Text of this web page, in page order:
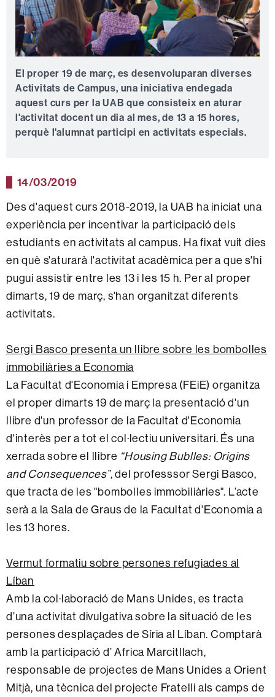
El proper 19 de març, es desenvoluparan diverses
Activitats de Campus, una iniciativa endegada
aquest curs per la UAB que consisteix en aturar
l'activitat docent un dia al mes, de 13 a 15 hores,
perquè l'alumnat participi en activitats especials.
14/03/2019
Des d'aquest curs 2018-2019, la UAB ha iniciat una
experiència per incentivar la participació dels
estudiants en activitats al campus. Ha fixat vuit dies
en què s'aturarà l'activitat acadèmica per a que s'hi
pugui assistir entre les 13 i les 15 h. Per al proper
dimarts, 19 de març, s'han organitzat diferents
activitats.
Sergi Basco presenta un llibre sobre les bombolles
immobiliàries a Economia
La Facultat d'Economia i Empresa (FEiE) organitza
el proper dimarts 19 de març la presentació d'un
llibre d'un professor de la Facultat d'Economia
d'interès per a tot el col·lectiu universitari. És una
xerrada sobre el llibre “Housing Bublles: Origins
and Consequences”,del professsor Sergi Basco,
que tracta de les "bombolles immobiliàries". L’acte
serà a la Sala de Graus de la Facultat d'Economia a
les 13 hores.
Vermut formatiu sobre persones refugiades al
Líban
Amb la col·laboració de Mans Unides, es tracta
d’una activitat divulgativa sobre la situació de les
persones desplaçades de Síria al Líban. Comptarà
amb la participació d’ Africa Marcitllach,
responsable de projectes de Mans Unides a Orient
Mitjà, una tècnica del projecte Fratelli als camps de